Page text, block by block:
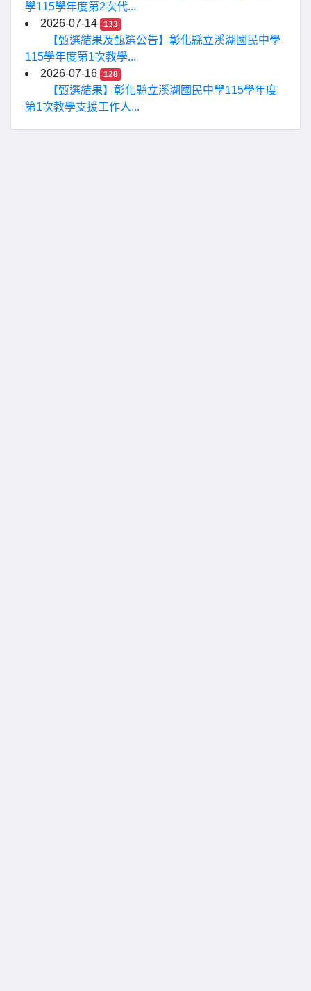
學115學年度第2次代...
2026-07-14
133
【甄選結果及甄選公告】彰化縣立溪湖國民中學
115學年度第1次教學...
2026-07-16
128
【甄選結果】彰化縣立溪湖國民中學115學年度
第1次教學支援工作人...